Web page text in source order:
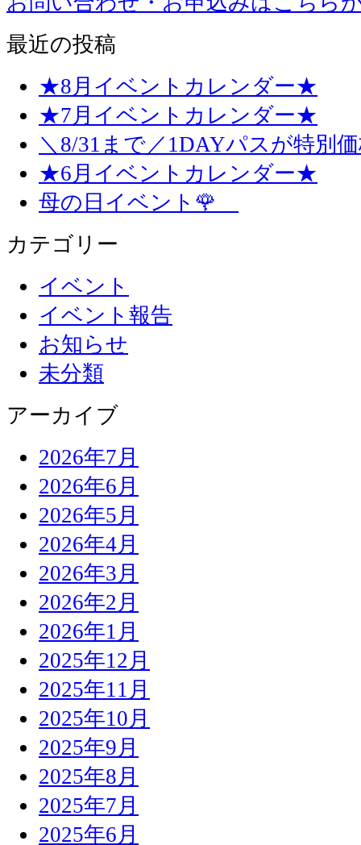
最近の投稿
★8月イベントカレンダー★
★7月イベントカレンダー★
＼8/31まで／1DAYパスが特別
★6月イベントカレンダー★
母の日イベント🌹
カテゴリー
イベント
イベント報告
お知らせ
未分類
アーカイブ
2026年7月
2026年6月
2026年5月
2026年4月
2026年3月
2026年2月
2026年1月
2025年12月
2025年11月
2025年10月
2025年9月
2025年8月
2025年7月
2025年6月